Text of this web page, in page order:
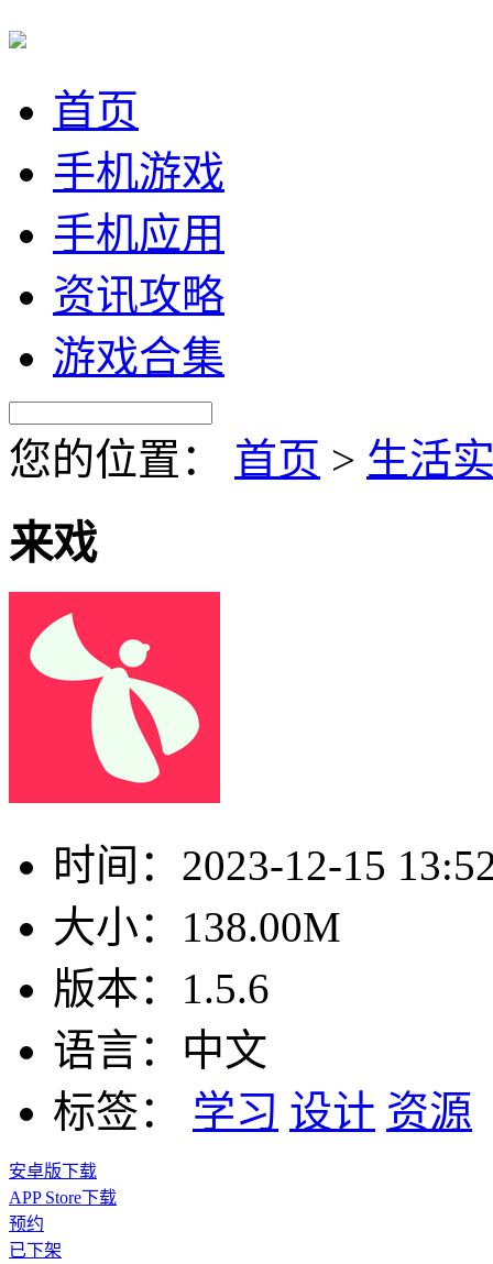
首页
手机游戏
手机应用
资讯攻略
游戏合集
您的位置： 首页 > 生活
来戏
时间： 2023-12-15
大小： 138.00M
版本： 1.5.6
语言： 中文
标签：
学习 设计 资源
安卓版下载
APP Store下载
预约
已下架